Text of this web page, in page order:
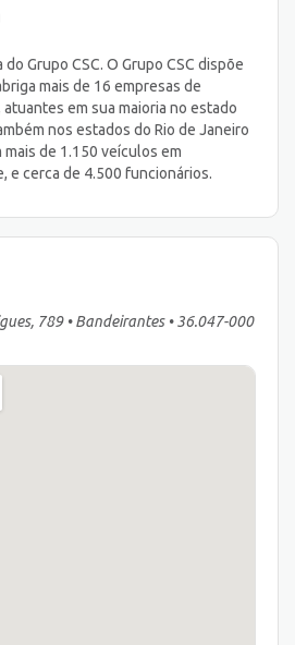
Grupo CSC. O Grupo CSC dispõe
mais de 16 empresas de
em sua maioria no estado
nos estados do Rio de Janeiro
mais de 1.150 veículos em
e cerca de 4.500 funcionários.
789 • Bandeirantes • 36.047-000